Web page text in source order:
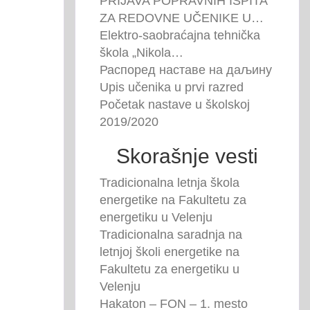
ZA REDOVNE UČENIKE U…
Elektro-saobraćajna tehnička
škola „Nikola…
Распоред наставе на даљину
Upis učenika u prvi razred
Početak nastave u školskoj
2019/2020
Skorašnje vesti
Tradicionalna letnja škola
energetike na Fakultetu za
energetiku u Velenju
Tradicionalna saradnja na
letnjoj školi energetike na
Fakultetu za energetiku u
Velenju
Hakaton – FON – 1. mesto